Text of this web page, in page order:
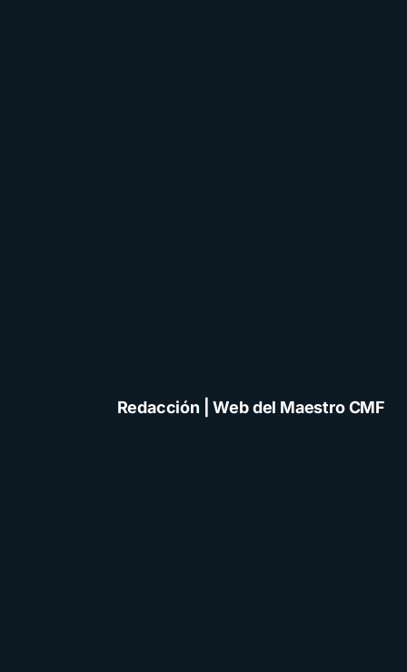
Redacción | Web del Maestro CMF